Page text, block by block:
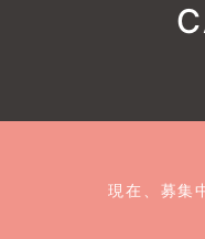
現在、募集